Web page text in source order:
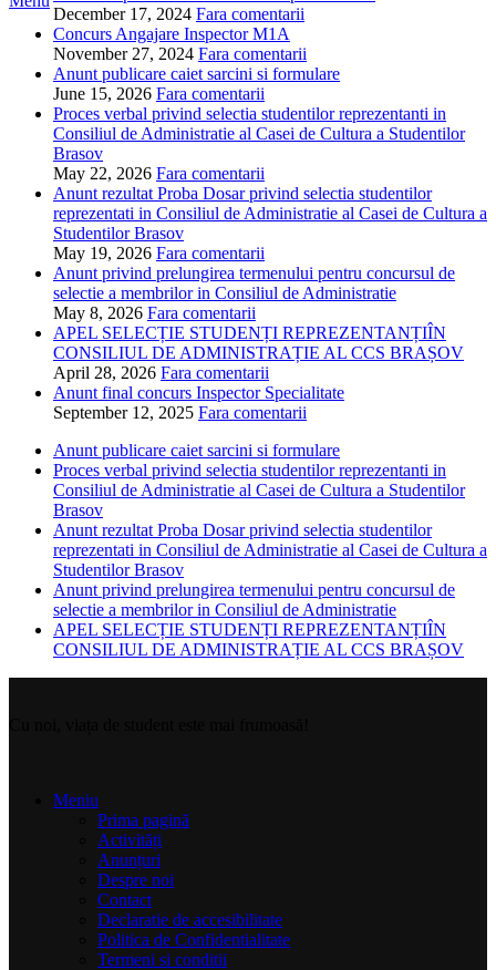
December 17, 2024 Fara comentarii
Concurs Angajare Inspector M1A
November 27, 2024 Fara comentarii
Anunt publicare caiet sarcini si formulare
June 15, 2026 Fara comentarii
Proces verbal privind selectia studentilor reprezentanti in
Consiliul de Administratie al Casei de Cultura a Studentilor
Brasov
May 22, 2026 Fara comentarii
Anunt rezultat Proba Dosar privind selectia studentilor
reprezentati in Consiliul de Administratie al Casei de Cultura a
Studentilor Brasov
May 19, 2026 Fara comentarii
Anunt privind prelungirea termenului pentru concursul de
selectie a membrilor in Consiliul de Administratie
May 8, 2026 Fara comentarii
APEL SELECȚIE STUDENȚI REPREZENTANȚIÎN
CONSILIUL DE ADMINISTRAȚIE AL CCS BRAȘOV
April 28, 2026 Fara comentarii
Anunt final concurs Inspector Specialitate
September 12, 2025 Fara comentarii
Anunt publicare caiet sarcini si formulare
Proces verbal privind selectia studentilor reprezentanti in
Consiliul de Administratie al Casei de Cultura a Studentilor
Brasov
Anunt rezultat Proba Dosar privind selectia studentilor
reprezentati in Consiliul de Administratie al Casei de Cultura a
Studentilor Brasov
Anunt privind prelungirea termenului pentru concursul de
selectie a membrilor in Consiliul de Administratie
APEL SELECȚIE STUDENȚI REPREZENTANȚIÎN
CONSILIUL DE ADMINISTRAȚIE AL CCS BRAȘOV
Meniu
Prima pagină
Activități
Anunțuri
Despre noi
Contact
Declaratie de accesibilitate
Politica de Confidentialitate
Termeni si conditii